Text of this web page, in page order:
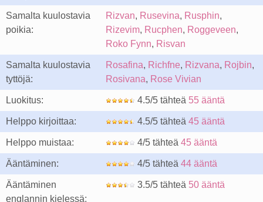
Samalta kuulostavia
poikia:
Rizvan, Rusevina, Rusphin,
Rizevim, Rucphen, Roggeveen,
Roko Fynn, Risvan
Samalta kuulostavia
tyttöjä:
Rosafina, Richfne, Rizvana, Rojbin,
Rosivana, Rose Vivian
Luokitus: 4.5/5 tähteä 55 ääntä
Helppo kirjoittaa: 4.5/5 tähteä 45 ääntä
Helppo muistaa: 4/5 tähteä 45 ääntä
Ääntäminen: 4/5 tähteä 44 ääntä
Ääntäminen
englannin kielessä:
3.5/5 tähteä 50 ääntä